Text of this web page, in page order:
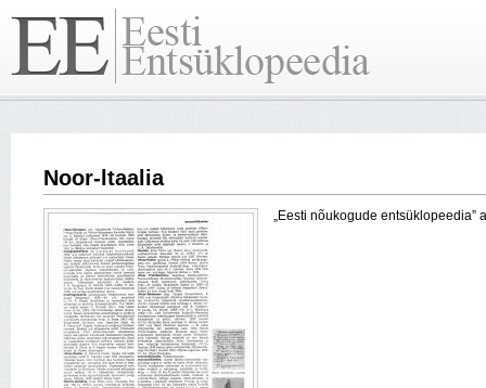
Noor-ltaalia
„Eesti nõukogude entsüklopeedia”